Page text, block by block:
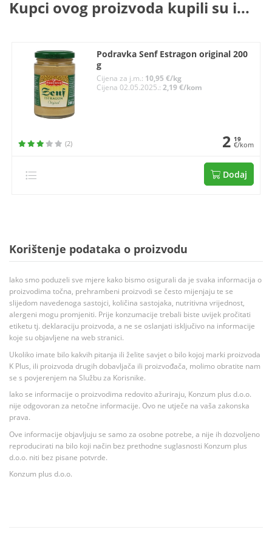
Kupci ovog proizvoda kupili su i...
Podravka Senf Estragon original 200
g
Cijena za j.m.: 10,95 €/kg
Cijena 02.05.2025.:2,19 €/kom
(2) 2 19
€/kom
Dodaj
Korištenje podataka o proizvodu
Iako smo poduzeli sve mjere kako bismo osigurali da je svaka informacija o
proizvodima točna, prehrambeni proizvodi se često mijenjaju te se
slijedom navedenoga sastojci, količina sastojaka, nutritivna vrijednost,
alergeni mogu promjeniti. Prije konzumacije trebali biste uvijek pročitati
etiketu tj. deklaraciju proizvoda, a ne se oslanjati isključivo na informacije
koje su objavljene na web stranici.
Ukoliko imate bilo kakvih pitanja ili želite savjet o bilo kojoj marki proizvoda
K Plus, ili proizvoda drugih dobavljača ili proizvođača, molimo obratite nam
se s povjerenjem na Službu za Korisnike.
Iako se informacije o proizvodima redovito ažuriraju, Konzum plus d.o.o.
nije odgovoran za netočne informacije. Ovo ne utječe na vaša zakonska
prava.
Ove informacije objavljuju se samo za osobne potrebe, a nije ih dozvoljeno
reproducirati na bilo koji način bez prethodne suglasnosti Konzum plus
d.o.o. niti bez pisane potvrde.
Konzum plus d.o.o.